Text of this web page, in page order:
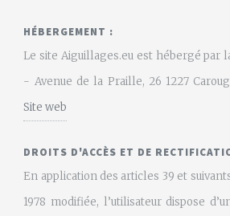
HÉBERGEMENT :
Le site Aiguillages.eu est hébergé par
- Avenue de la Praille, 26 1227
Site web
DROITS D'ACCÈS ET DE
En application des articles 39 et
1978 modifiée, l’utilisateur dispose